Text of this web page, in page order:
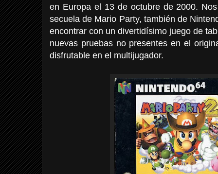
en Europa el 13 de octubre de 2000.
secuela de Mario Party, también de
encontrar con un divertidísimo juego de
nuevas pruebas no presentes en el
disfrutable en el multijugador.